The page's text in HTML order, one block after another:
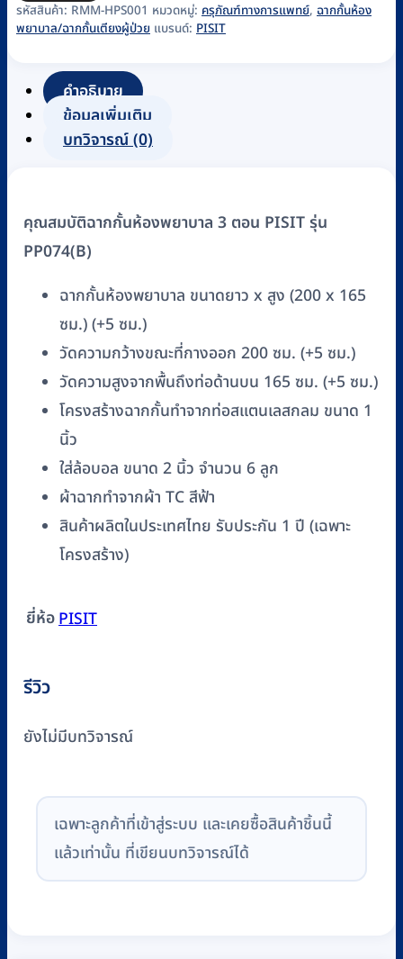
กั้น
ห้อง
3
ตอน
PISIT
รง
ส
เลส
พร้อม
ผ้า
ชิ้น
รหัสสินค้า: RMM-HPS001 หมวดหมู่: ครุภัณฑ์ทางการแพทย์, ฉากกั้นห้อง
พยาบาล/ฉากกั้นเตียงผู้ป่วย แบรนด์: PISIT
คำอธิบาย
ข้อมูลเพิ่มเติม
บทวิจารณ์ (0)
คุณสมบัติฉากกั้นห้องพยาบาล 3 ตอน PISIT รุ่น
PP074(B)
ฉากกั้นห้องพยาบาล ขนาดยาว x สูง (200 x 165
ซม.) (+5 ซม.)
วัดความกว้างขณะที่กางออก 200 ซม. (+5 ซม.)
วัดความสูงจากพื้นถึงท่อด้านบน 165 ซม. (+5 ซม.)
โครงสร้างฉากกั้นทำจากท่อสแตนเลสกลม ขนาด 1
นิ้ว
ใส่ล้อบอล ขนาด 2 นิ้ว จำนวน 6 ลูก
ผ้าฉากทำจากผ้า TC สีฟ้า
สินค้าผลิตในประเทศไทย รับประกัน 1 ปี (เฉพาะ
โครงสร้าง)
ยี่ห้อPISIT
รีวิว
ยังไม่มีบทวิจารณ์
เฉพาะลูกค้าที่เข้าสู่ระบบ และเคยซื้อสินค้าชิ้นนี้
แล้วเท่านั้น ที่เขียนบทวิจารณ์ได้